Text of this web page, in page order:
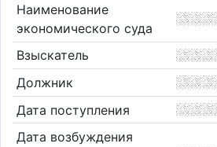
Наименование
экономического суда
Взыскатель
Должник
Дата поступления
Дата возбуждения